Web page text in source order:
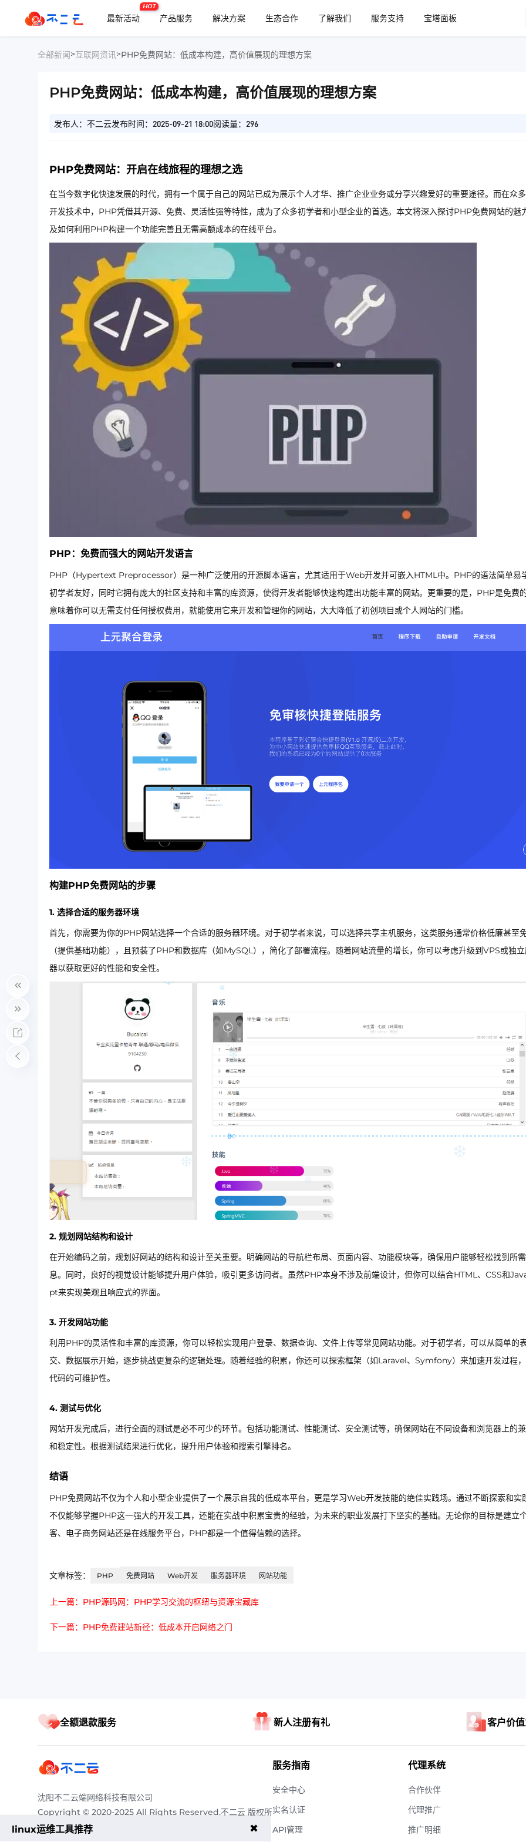
最新活动
HOT
产品服务 解决方案 生态合作 了解我们 服务支持
宝塔面板
全部新闻>互联网资讯>PHP免费网站：低成本构建，高价值展现的理想方案
PHP免费网站：低成本构建，高价值展现的理想方案
发布人：不二云发布时间：2025-09-21 18:00阅读量：296
PHP免费网站：开启在线旅程的理想之选
在当今数字化快速发展的时代，拥有一个属于自己的网站已成为展示个人才华、推广企业业务或分享兴趣爱好的重要途径。而在众
开发技术中，PHP凭借其开源、免费、灵活性强等特性，成为了众多初学者和小型企业的首选。本文将深入探讨PHP免费网站的魅
及如何利用PHP构建一个功能完善且无需高额成本的在线平台。
PHP：免费而强大的网站开发语言
PHP（Hypertext Preprocessor）是一种广泛使用的开源脚本语言，尤其适用于Web开发并可嵌入HTML中。PHP的语法简单易
初学者友好，同时它拥有庞大的社区支持和丰富的库资源，使得开发者能够快速构建出功能丰富的网站。更重要的是，PHP是免费
意味着你可以无需支付任何授权费用，就能使用它来开发和管理你的网站，大大降低了初创项目或个人网站的门槛。
构建PHP免费网站的步骤
1. 选择合适的服务器环境
首先，你需要为你的PHP网站选择一个合适的服务器环境。对于初学者来说，可以选择共享主机服务，这类服务通常价格低廉甚至
（提供基础功能），且预装了PHP和数据库（如MySQL），简化了部署流程。随着网站流量的增长，你可以考虑升级到VPS或独
器以获取更好的性能和安全性。
2. 规划网站结构和设计
在开始编码之前，规划好网站的结构和设计至关重要。明确网站的导航栏布局、页面内容、功能模块等，确保用户能够轻松找到所
息。同时，良好的视觉设计能够提升用户体验，吸引更多访问者。虽然PHP本身不涉及前端设计，但你可以结合HTML、CSS和
pt来实现美观且响应式的界面。
3. 开发网站功能
利用PHP的灵活性和丰富的库资源，你可以轻松实现用户登录、数据查询、文件上传等常见网站功能。对于初学者，可以从简单的
交、数据展示开始，逐步挑战更复杂的逻辑处理。随着经验的积累，你还可以探索框架（如Laravel、Symfony）来加速开发过程
代码的可维护性。
4. 测试与优化
网站开发完成后，进行全面的测试是必不可少的环节。包括功能测试、性能测试、安全测试等，确保网站在不同设备和浏览器上的
和稳定性。根据测试结果进行优化，提升用户体验和搜索引擎排名。
结语
PHP免费网站不仅为个人和小型企业提供了一个展示自我的低成本平台，更是学习Web开发技能的绝佳实践场。通过不断探索和实
不仅能够掌握PHP这一强大的开发工具，还能在实战中积累宝贵的经验，为未来的职业发展打下坚实的基础。无论你的目标是建立
客、电子商务网站还是在线服务平台，PHP都是一个值得信赖的选择。
文章标签： PHP 免费网站 Web开发 服务器环境 网站功能
上一篇：PHP源码网：PHP学习交流的枢纽与资源宝藏库
下一篇：PHP免费建站新径：低成本开启网络之门
全额退款服务 新人注册有礼 客户价
沈阳不二云端网络科技有限公司
Copyright © 2020-2025 All Rights Reserved.不二云 版权所
有
服务指南
安全中心
实名认证
API管理
代理系统
合作伙伴
代理推广
推广明细
linux运维工具推荐 ✖